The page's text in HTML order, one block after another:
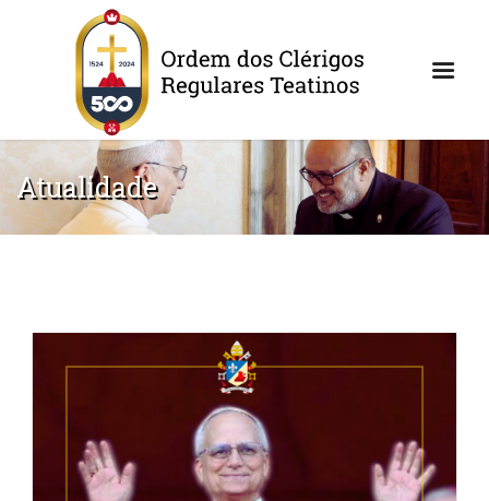
Atualidade